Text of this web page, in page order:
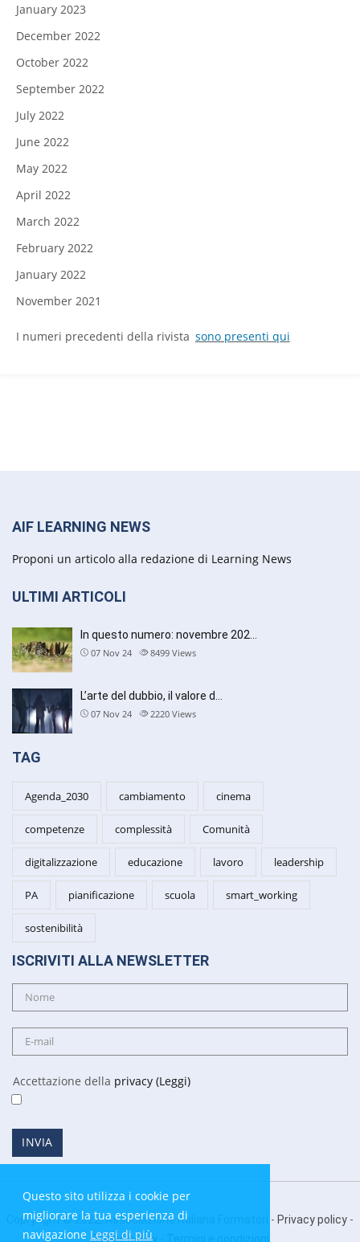
Questo sito utilizza i cookie per
migliorare la tua esperienza di
navigazione Leggi di più
January 2023
December 2022
October 2022
September 2022
July 2022
June 2022
May 2022
April 2022
March 2022
February 2022
January 2022
November 2021
I numeri precedenti della rivista sono presenti qui
AIF LEARNING NEWS
Proponi un articolo alla redazione di Learning News
ULTIMI ARTICOLI
In questo numero: novembre 202…
07 Nov 24 8499 Views
L’arte del dubbio, il valore d…
07 Nov 24 2220 Views
TAG
Agenda_2030 cambiamento cinema
competenze complessità Comunità
digitalizzazione educazione lavoro leadership
PA pianificazione scuola smart_working
sostenibilità
ISCRIVITI ALLA NEWSLETTER
Accettazione della privacy (Leggi)
Copryright © 2022, Associazione Italiana Formatori - Privacy policy -
Cookie policy